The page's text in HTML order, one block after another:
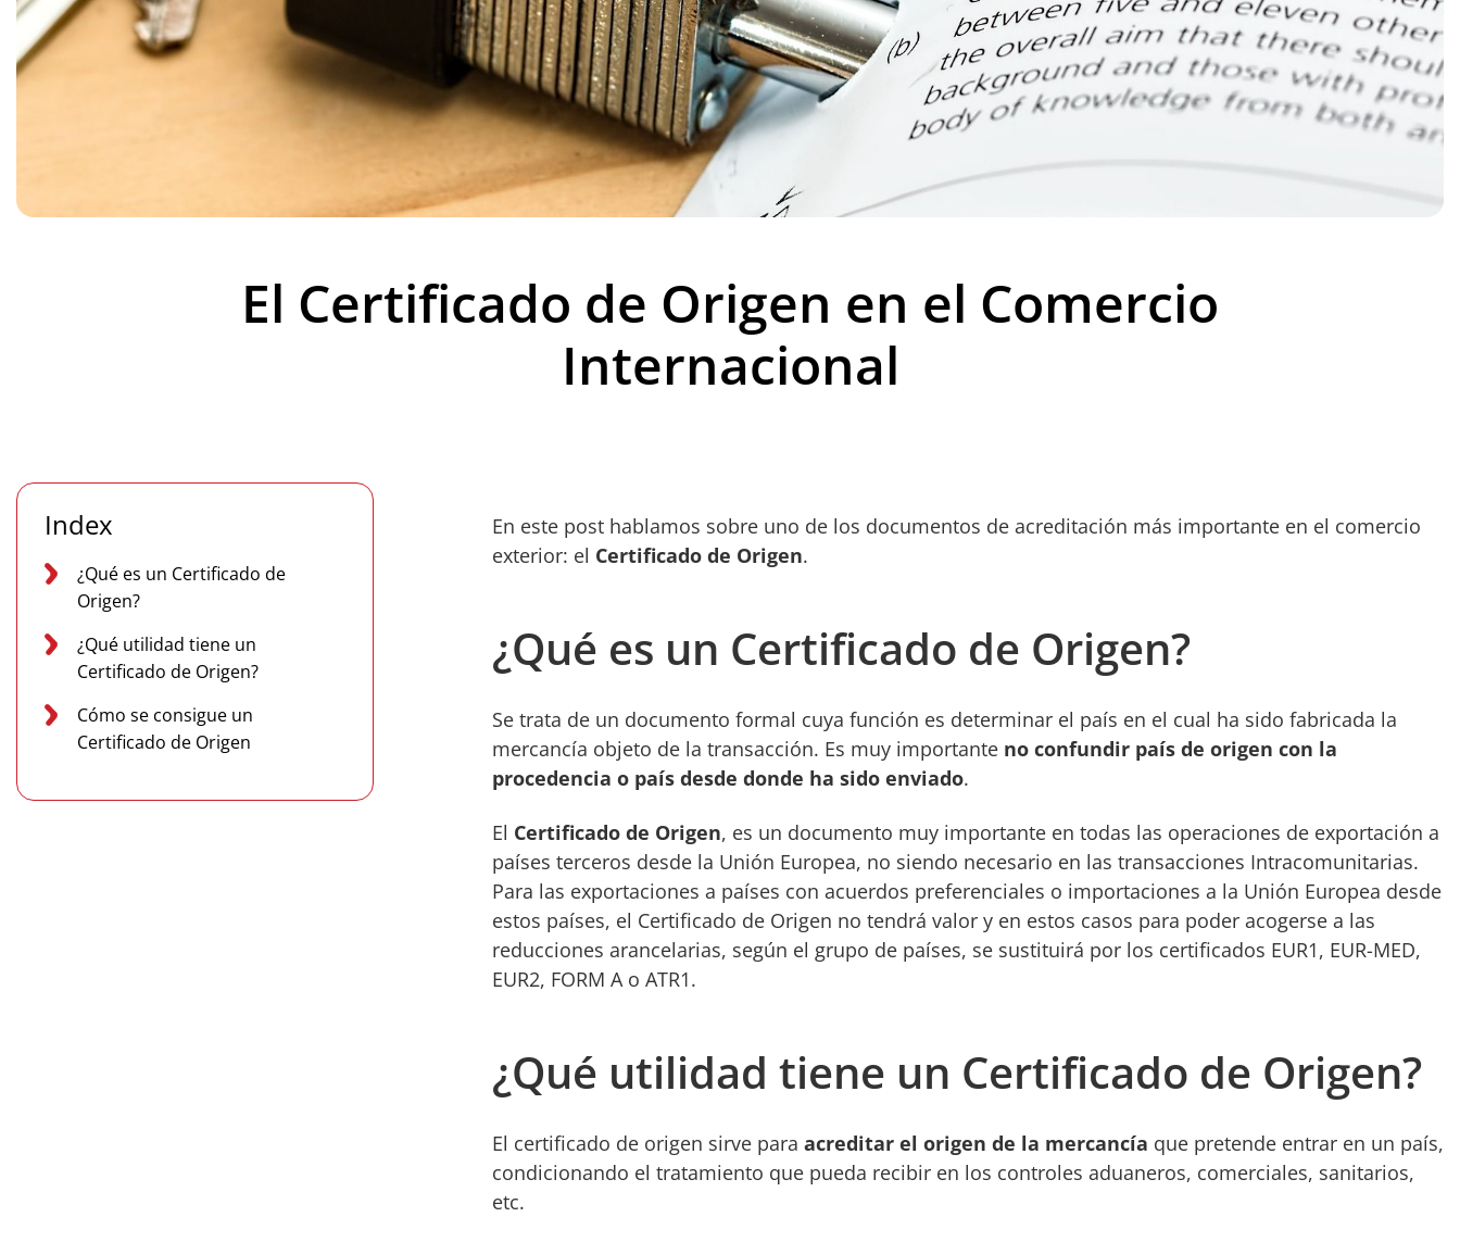
El Certificado de Origen en el Comercio
Internacional
Index
¿Qué es un Certificado de
Origen?
¿Qué utilidad tiene un
Certificado de Origen?
Cómo se consigue un
Certificado de Origen
En este post hablamos sobre uno de los documentos de acreditación más importante en el comercio
exterior: el Certificado de Origen.
¿Qué es un Certificado de Origen?
Se trata de un documento formal cuya función es determinar el país en el cual ha sido fabricada la
mercancía objeto de la transacción. Es muy importante no confundir país de origen con la
procedencia o país desde donde ha sido enviado.
El Certificado de Origen, es un documento muy importante en todas las operaciones de exportación a
países terceros desde la Unión Europea, no siendo necesario en las transacciones Intracomunitarias.
Para las exportaciones a países con acuerdos preferenciales o importaciones a la Unión Europea desde
estos países, el Certificado de Origen no tendrá valor y en estos casos para poder acogerse a las
reducciones arancelarias, según el grupo de países, se sustituirá por los certificados EUR1, EUR-MED,
EUR2, FORM A o ATR1.
¿Qué utilidad tiene un Certificado de Origen?
El certificado de origen sirve para acreditar el origen de la mercancía que pretende entrar en un país,
condicionando el tratamiento que pueda recibir en los controles aduaneros, comerciales, sanitarios,
etc.